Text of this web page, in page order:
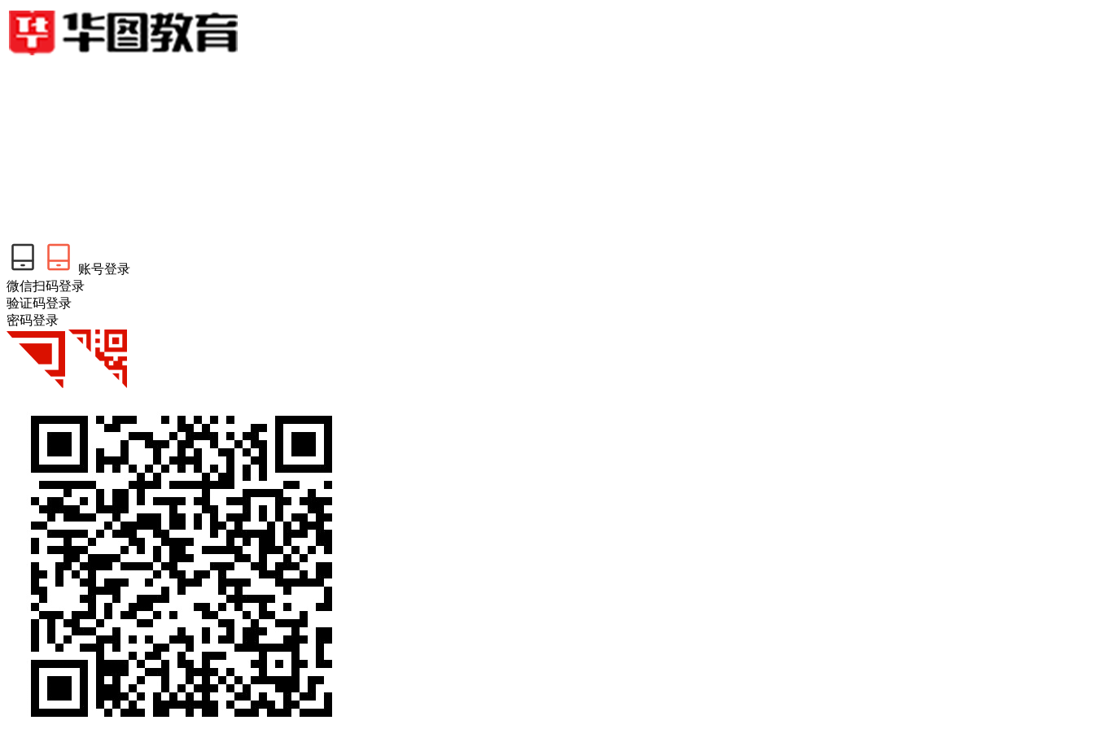
账号登录
微信扫码登录
验证码登录
密码登录